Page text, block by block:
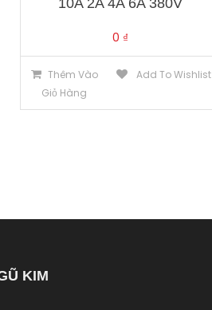
10A 2A 4A 6A 380V
0 ₫
Thêm Vào
Giỏ Hàng
Add To Wishlist
KIM